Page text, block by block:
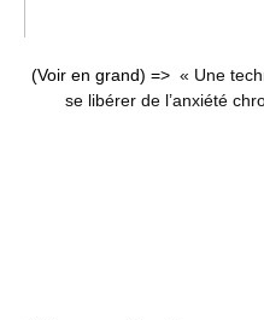
(Voir en grand) => « Une
se libérer de l’anxiété